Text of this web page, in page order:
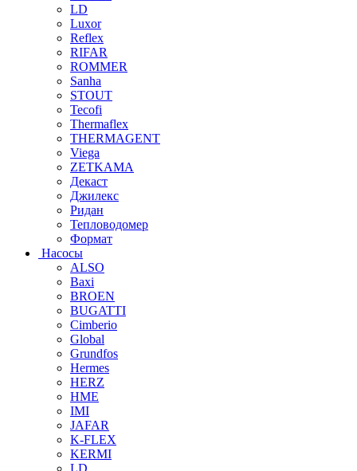
LD
Luxor
Reflex
RIFAR
ROMMER
Sanha
STOUT
Tecofi
Thermaflex
THERMAGENT
Viega
ZETKAMA
Декаст
Джилекс
Ридан
Тепловодомер
Формат
Насосы
ALSO
Baxi
BROEN
BUGATTI
Cimberio
Global
Grundfos
Hermes
HERZ
HME
IMI
JAFAR
K-FLEX
KERMI
LD